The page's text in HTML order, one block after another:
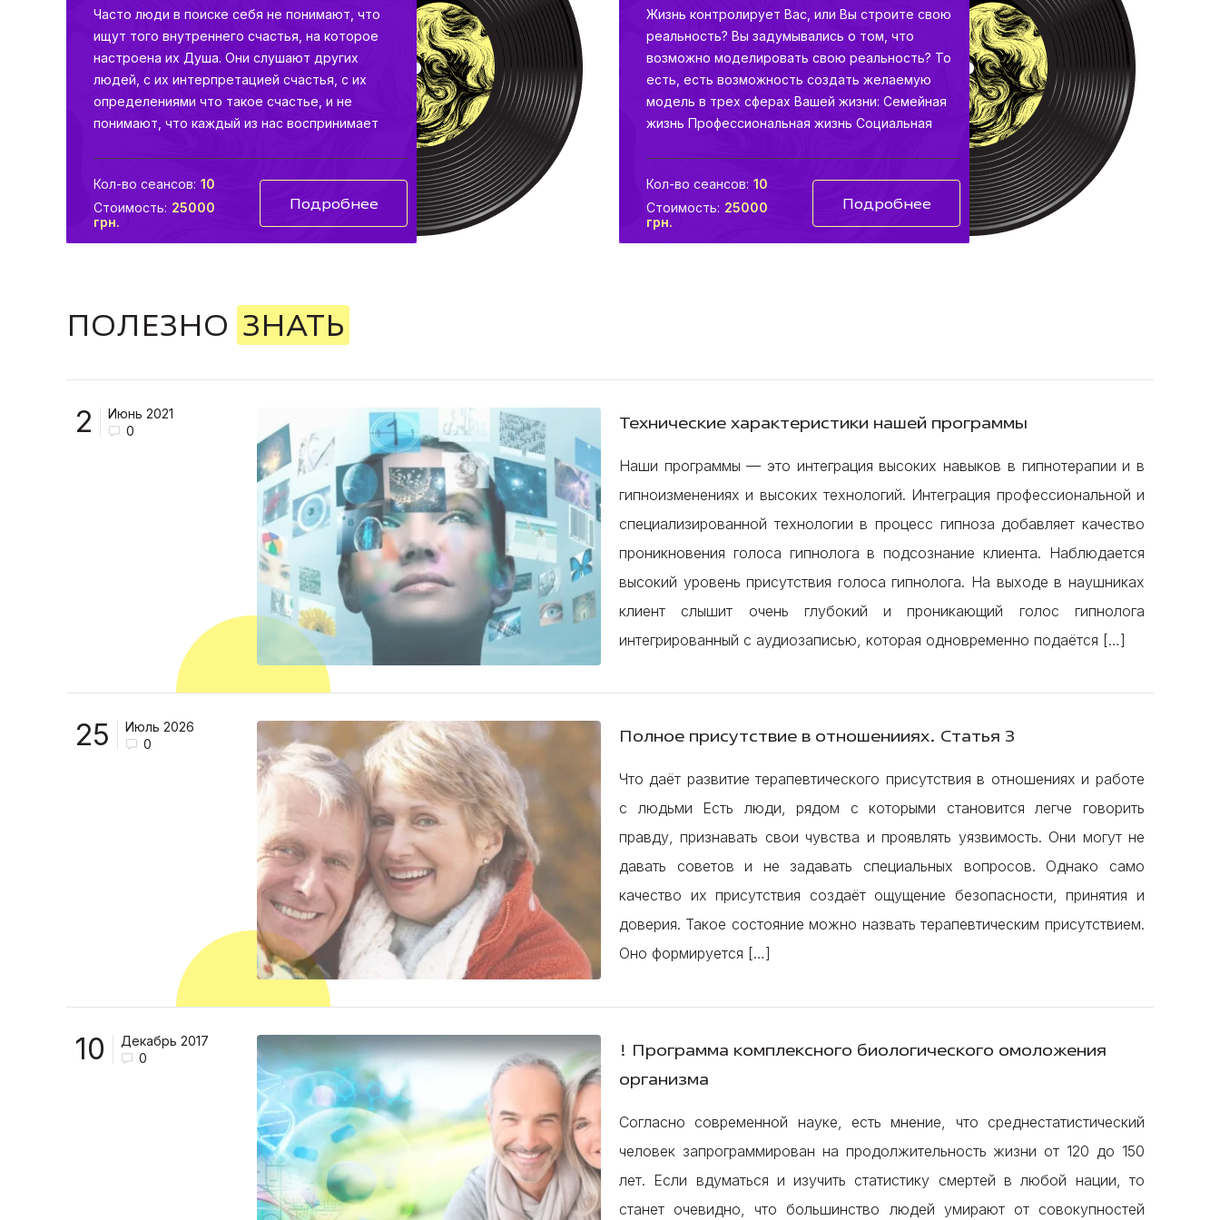
Часто люди в поиске себя не понимают, что
ищут того внутреннего счастья, на которое
настроена их Душа. Они слушают других
людей, с их интерпретацией счастья, с их
определениями что такое счастье, и не
понимают, что каждый из нас воспринимает
протяжение тысячелетий как совокупность
опыта предков и опыта Души.
Кол-во сеансов: 10
Стоимость: 25000
грн.
Подробнее
Жизнь контролирует Вас, или Вы строите свою
реальность? Вы задумывались о том, что
возможно моделировать свою реальность? То
есть, есть возможность создать желаемую
модель в трех сферах Вашей жизни: Семейная
жизнь Профессиональная жизнь Социальная
Кол-во сеансов: 10
Стоимость: 25000
грн.
Подробнее
ПОЛЕЗНО ЗНАТЬ
2
Июнь 2021
0
Технические характеристики нашей программы
Наши программы — это интеграция высоких навыков в гипнотерапии и в
гипноизменениях и высоких технологий. Интеграция профессиональной и
специализированной технологии в процесс гипноза добавляет качество
проникновения голоса гипнолога в подсознание клиента. Наблюдается
высокий уровень присутствия голоса гипнолога. На выходе в наушниках
клиент слышит очень глубокий и проникающий голос гипнолога
интегрированный с аудиозаписью, которая одновременно подаётся […]
25
Июль 2026
0
Полное присутствие в отношенииях. Статья 3
Что даёт развитие терапевтического присутствия в отношениях и работе
с людьми Есть люди, рядом с которыми становится легче говорить
правду, признавать свои чувства и проявлять уязвимость. Они могут не
давать советов и не задавать специальных вопросов. Однако само
качество их присутствия создаёт ощущение безопасности, принятия и
доверия. Такое состояние можно назвать терапевтическим присутствием.
Оно формируется […]
10
Декабрь 2017
0
! Программа комплексного биологического омоложения
организма
Согласно современной науке, есть мнение, что среднестатистический
человек запрограммирован на продолжительность жизни от 120 до 150
лет. Если вдуматься и изучить статистику смертей в любой нации, то
станет очевидно, что большинство людей умирают от совокупностей